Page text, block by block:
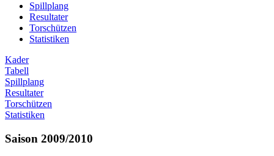
Spillplang
Resultater
Torschützen
Statistiken
Kader
Tabell
Spillplang
Resultater
Torschützen
Statistiken
Saison 2009/2010